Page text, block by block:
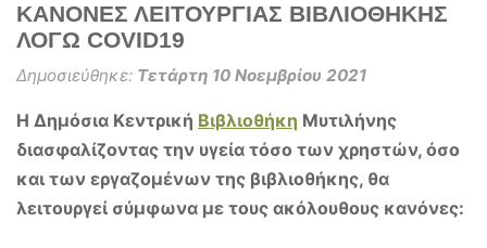
ΚΑΝΟΝΕΣ ΛΕΙΤΟΥΡΓΙΑΣ ΒΙΒΛΙΟΘΗΚΗΣ
ΛΟΓΩ COVID19
Δημοσιεύθηκε: Τετάρτη 10 Νοεμβρίου 2021
Η Δημόσια Κεντρική Βιβλιοθήκη Μυτιλήνης
διασφαλίζοντας την υγεία τόσο των χρηστών, όσο
και των εργαζομένων της βιβλιοθήκης, θα
λειτουργεί σύμφωνα με τους ακόλουθους κανόνες: